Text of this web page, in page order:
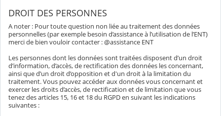
DROIT DES PERSONNES
A noter : Pour toute question non liée au traitement des données
personnelles (par exemple besoin d’assistance à l’utilisation de l’ENT)
merci de bien vouloir contacter : @assistance ENT
Les personnes dont les données sont traitées disposent d’un droit
d’information, d’accès, de rectification des données les concernant,
ainsi que d’un droit d’opposition et d'un droit à la limitation du
traitement. Vous pouvez accéder aux données vous concernant et
exercer les droits d’accès, de rectification et de limitation que vous
tenez des articles 15, 16 et 18 du RGPD en suivant les indications
suivantes :